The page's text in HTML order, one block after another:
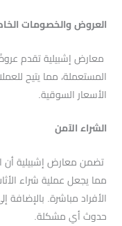
العروض والخصومات
معارض إشبيلية تقدم
المستعملة، مما يتيح
الأسعار السوقية.
الشراء الآمن
تضمن معارض إشبيلية أن
مما يجعل عملية شراء
الأفراد مباشرة.
حدوث أي مشكلة.